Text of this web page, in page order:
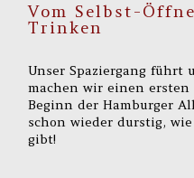
Vom Selbst-
Trinken
Unser Spaziergang führt
machen wir einen
Beginn der Hamburger
schon wieder durstig,
gibt!